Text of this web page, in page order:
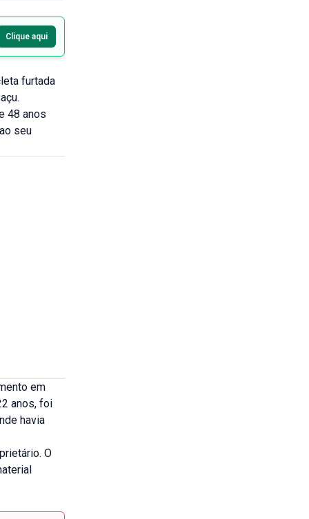
Clique aqui
furtada
48 anos
seu
em
anos, foi
havia
O